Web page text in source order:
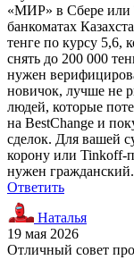
«МИР» в Сбере или
банкоматах
тенге по курсу 5,6,
снять до 200 000
нужен
новичок, лучше не
людей, которые
на BestChange и
сделок. Для вашей
корону или Tinkoff-
нужен гражданский.
Ответить
Наталья
19 мая 2026
Отличный совет